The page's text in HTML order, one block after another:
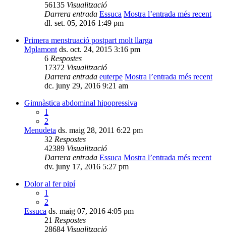
56135 Visualització
Darrera entrada Essuca Mostra l’entrada més recent
dl. set. 05, 2016 1:49 pm
Primera menstruació postpart molt llarga
Mplamont ds. oct. 24, 2015 3:16 pm
6 Respostes
17372 Visualització
Darrera entrada euterpe Mostra l’entrada més recent
dc. juny 29, 2016 9:21 am
Gimnàstica abdominal hipopressiva
1
2
Menudeta ds. maig 28, 2011 6:22 pm
32 Respostes
42389 Visualització
Darrera entrada Essuca Mostra l’entrada més recent
dv. juny 17, 2016 5:27 pm
Dolor al fer pipí
1
2
Essuca ds. maig 07, 2016 4:05 pm
21 Respostes
28684 Visualització